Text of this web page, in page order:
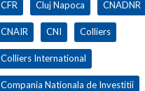
CFR Cluj Napoca CNADNR
CNAIR CNI Colliers
Colliers International
Compania Nationala de Investitii